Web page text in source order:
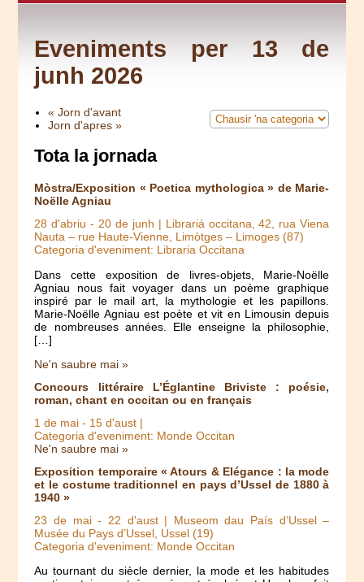
Eveniments per 13 de
junh 2026
« Jorn d'avant
Jorn d'apres »
Tota la jornada
Mòstra/Exposition « Poetica mythologica » de Marie-
Noëlle Agniau
28 d'abriu -20 de junh | Librariá occitana, 42, rua Viena
Nauta – rue Haute-Vienne, Limòtges – Limoges (87)
Categoria d'eveniment: Libraria Occitana
Dans cette exposition de livres-objets, Marie-Noëlle
Agniau nous fait voyager dans un poème graphique
inspiré par le mail art, la mythologie et les papillons.
Marie-Noëlle Agniau est poète et vit en Limousin depuis
de nombreuses années. Elle enseigne la philosophie,
[…]
Ne'n saubre mai »
Concours littéraire L’Églantine Briviste : poésie,
roman, chant en occitan ou en français
1 de mai - 15 d'aust |
Categoria d'eveniment: Monde Occitan
Ne'n saubre mai »
Exposition temporaire « Atours & Elégance : la mode
et le costume traditionnel en pays d’Ussel de 1880 à
1940 »
23 de mai- 22 d'aust| Museom dau País d’Ussel –
Musée du Pays d’Ussel, Ussel (19)
Categoria d'eveniment: Monde Occitan
Au tournant du siècle dernier, la mode et les habitudes